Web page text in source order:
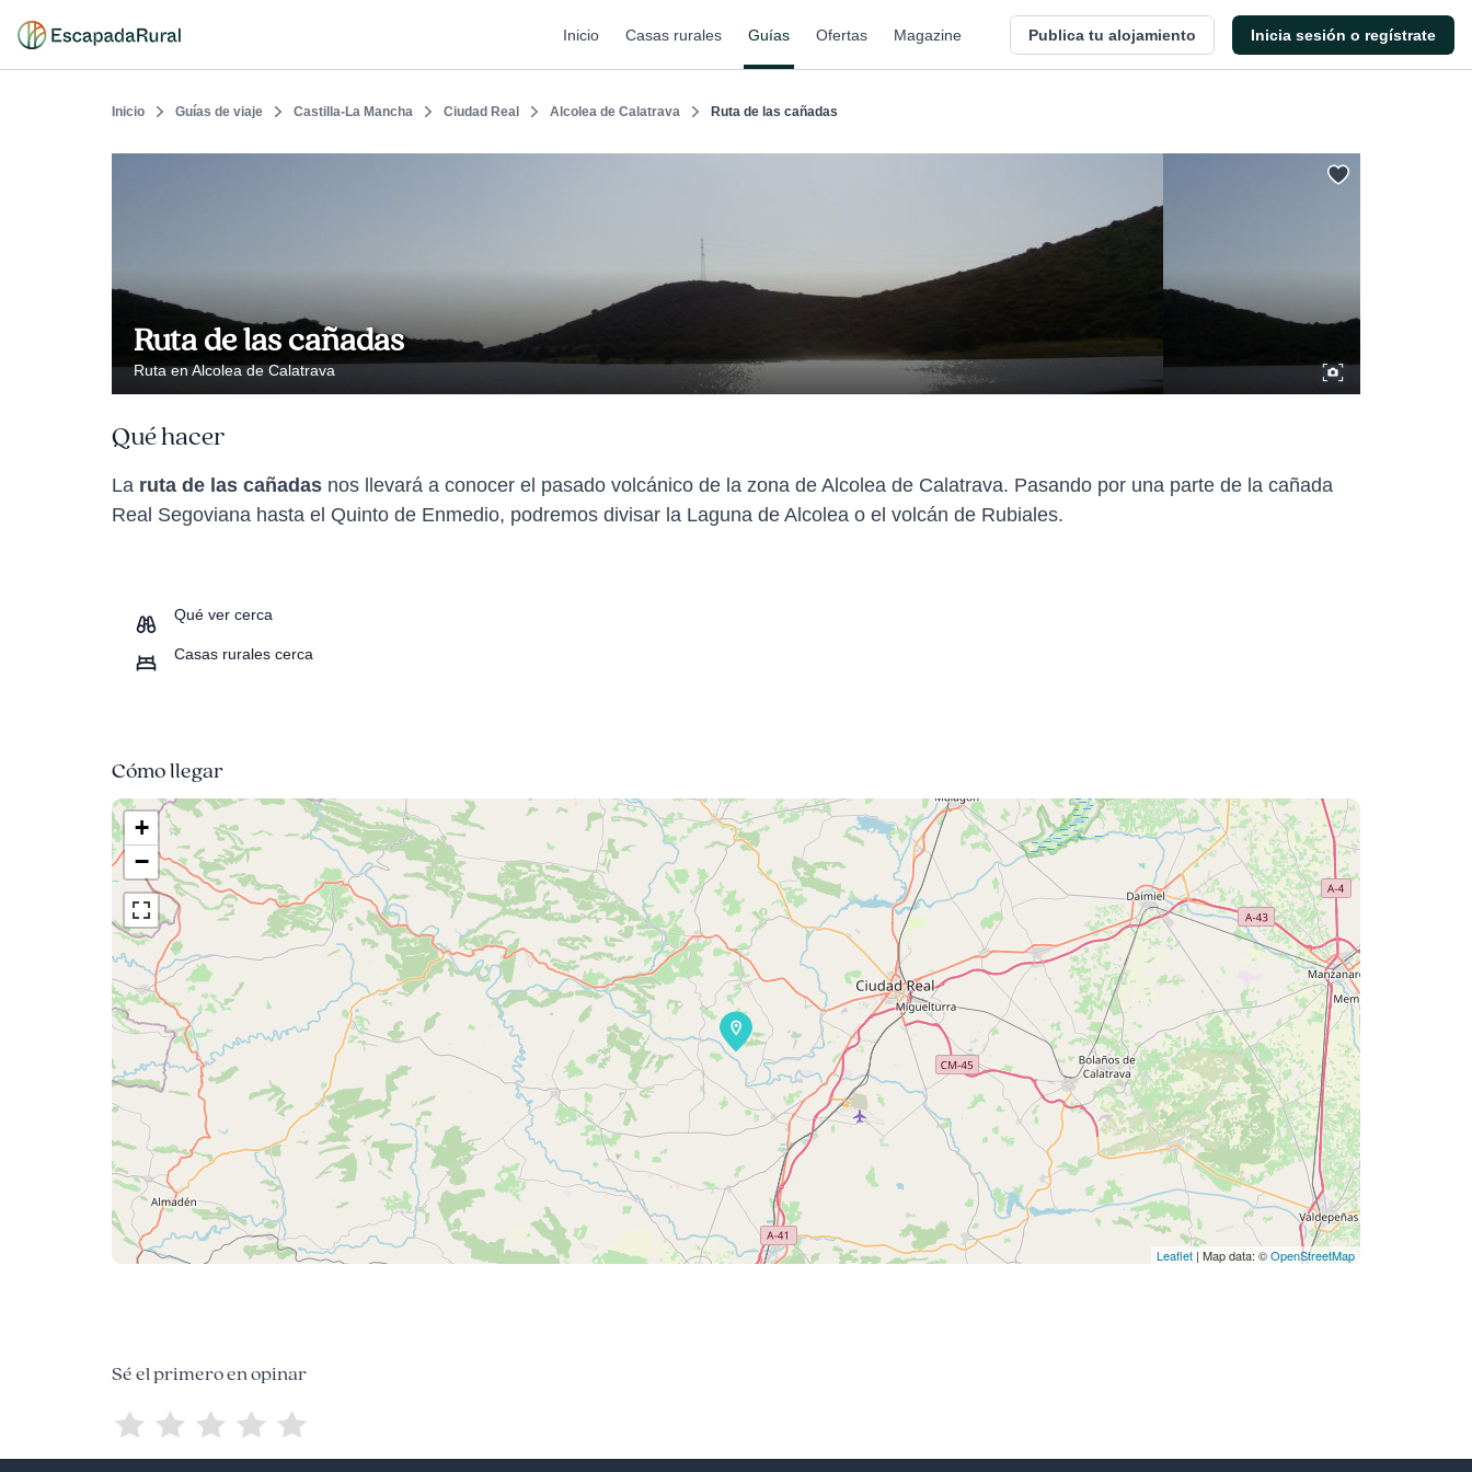
Inicio Casas rurales Guías Ofertas Magazine Publica tu alojamiento Inicia sesión o regístrate
Inicio Guías de viaje Castilla-La Mancha Ciudad Real Alcolea de Calatrava Ruta de las cañadas
Ruta de las cañadas
Ruta en Alcolea de Calatrava
Qué hacer
La ruta de las cañadas nos llevará a conocer el pasado volcánico de la zona de Alcolea de Calatrava. Pasando por una parte de la cañada
Real Segoviana hasta el Quinto de Enmedio, podremos divisar la Laguna de Alcolea o el volcán de Rubiales.
Qué ver cerca
Casas rurales cerca
Cómo llegar
+
−
Leaflet | Map data: ©OpenStreetMap
Sé el primero en opinar